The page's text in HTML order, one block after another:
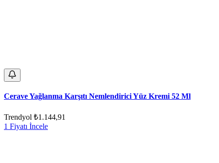
Cerave Yağlanma Karşıtı Nemlendirici Yüz Kremi 52 Ml
Trendyol ₺1.144,91
1 Fiyatı İncele